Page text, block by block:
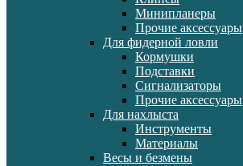
Минипланеры
Прочие аксессуары
Для фидерной ловли
Кормушки
Подставки
Сигнализаторы
Прочие аксессуары
Для нахлыста
Инструменты
Материалы
Весы и безмены